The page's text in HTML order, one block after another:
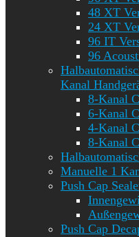
48 XT
24 XT
96 IT
96
Kanal
8-Kanal
6-Kanal
4-Kanal
8-Kanal
Manuelle 1
Push Cap
Push Cap